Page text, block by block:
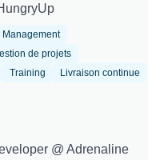
Management
de projets
Training
Livraison continue
@ Adrenaline